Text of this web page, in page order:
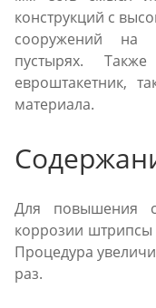
конструкций с
сооружений на
пустырях.
евроштакетник,
материала.
Для повышения
коррозии
Процедура
раз.